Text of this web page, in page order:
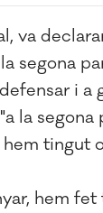
va
segona
i a
la
tingut
hem